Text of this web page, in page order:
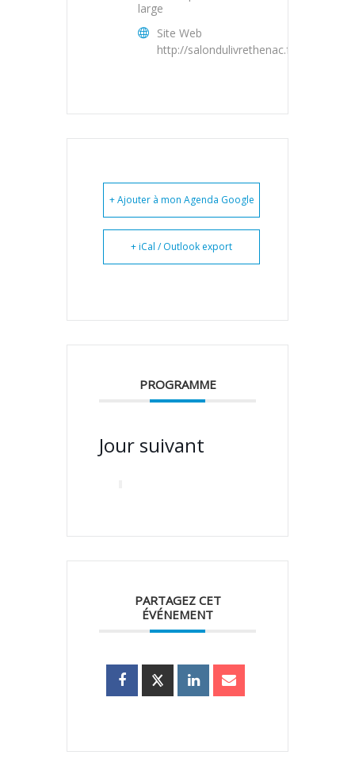
large
Site Web
http://salondulivrethenac.fr/
+ Ajouter à mon Agenda Google
+ iCal / Outlook export
PROGRAMME
Jour suivant
PARTAGEZ CET
ÉVÉNEMENT